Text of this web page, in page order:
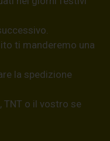
ti manderemo una
la spedizione
TNT o il vostro se